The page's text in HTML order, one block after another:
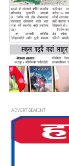
- ADVERTISEMENT -